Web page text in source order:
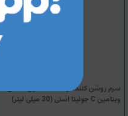
سرم روشن کننده و ضدلک حاوی مشتق
ویتامین C جولیتا استی (30 میلی لیتر)